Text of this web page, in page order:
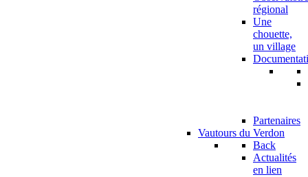
régional
Une
chouette,
un village
Partenaires
Vautours du Verdon
Back
Actualités
en lien